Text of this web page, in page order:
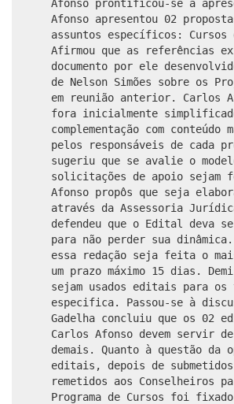
Afonso prontificou-se a
Afonso apresentou 02
assuntos específicos:
Afirmou que as referências
documento por ele
de Nelson Simões sobre os
em reunião anterior. Carlos
fora inicialmente
complementação com
pelos responsáveis de cada
sugeriu que se avalie o
solicitações de apoio sejam
Afonso propôs que seja
através da Assessoria
defendeu que o Edital deva
para não perder sua
essa redação seja feita o
um prazo máximo 15 dias.
sejam usados editais para os
especifica. Passou-se à
Gadelha concluiu que os 02
Carlos Afonso devem servir
demais. Quanto à questão da
editais, depois de
remetidos aos Conselheiros
Programa de Cursos foi